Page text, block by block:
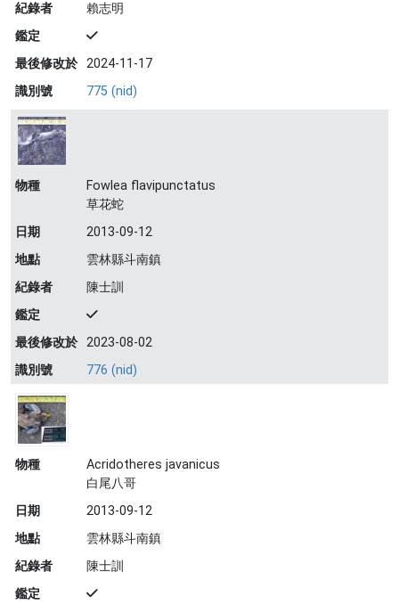
紀錄者
賴志明
鑑定
最後修改於 2024-11-17
識別號
775 (nid)
物種
Fowlea flavipunctatus
草花蛇
日期
2013-09-12
地點
雲林縣斗南鎮
紀錄者
陳士訓
鑑定
最後修改於 2023-08-02
識別號
776 (nid)
物種
Acridotheres javanicus
白尾八哥
日期
2013-09-12
地點
雲林縣斗南鎮
紀錄者
陳士訓
鑑定